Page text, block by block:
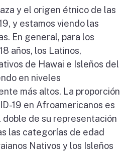
y el origen étnico de las
y estamos viendo las
En general, para los
años, los Latinos,
de Hawai e Isleños del
en niveles
más altos. La proporción
19 en Afroamericanos es
de su representación
las categorías de edad
Nativos y los Isleños